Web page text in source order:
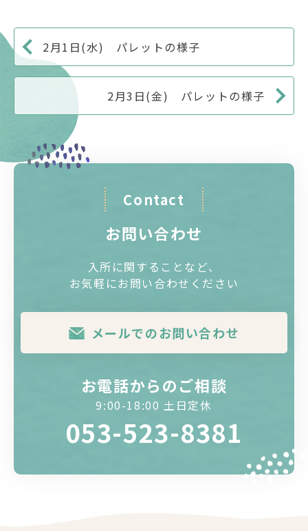
2月1日(水) パレットの様子
2月3日(金) パレットの様子
Contact
お問い合わせ
入所に関することなど、
お気軽にお問い合わせください
メールでのお問い合わせ
お電話からのご相談
9:00-18:00 土日定休
053-523-8381